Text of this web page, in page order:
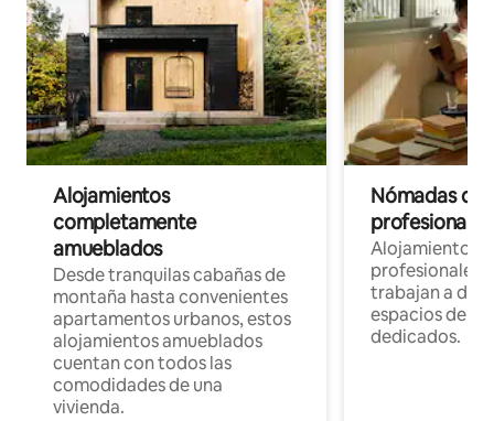
Alojamientos
completamente
amueblados
Desde tranquilas cabañas de
montaña hasta convenientes
apartamentos urbanos, estos
alojamientos amueblados
cuentan con todos las
comodidades de una
vivienda.
Nómadas
Alojamientos
profesionales
trabajan a
espacios de
dedicados.